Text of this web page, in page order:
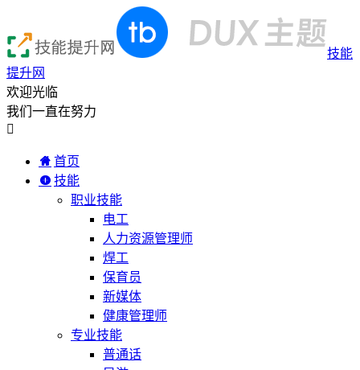
技能
提升网
欢迎光临
我们一直在努力

首页
技能
职业技能
电工
人力资源管理师
焊工
保育员
新媒体
健康管理师
专业技能
普通话